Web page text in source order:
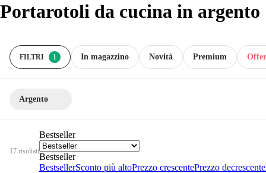
Portarotoli da cucina in argento
FILTRI 1 In magazzino Premium
Novità
Argento
17 risultati
Bestseller
Bestseller
BestsellerSconto più altoPrezzo crescentePrezzo decrescente